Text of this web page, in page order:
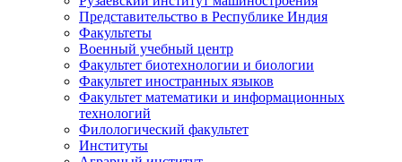
Представительство в Республике Индия
Факультеты
Военный учебный центр
Факультет биотехнологии и биологии
Факультет иностранных языков
Факультет математики и информационных
технологий
Филологический факультет
Институты